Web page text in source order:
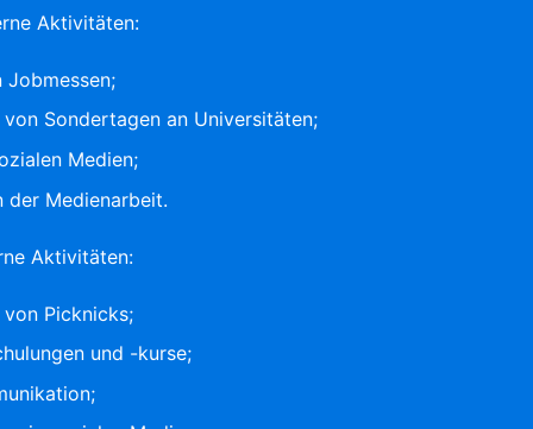
Aktivitäten:
Jobmessen;
Sondertagen an Universitäten;
Medien;
Medienarbeit.
Aktivitäten:
Picknicks;
und -kurse;